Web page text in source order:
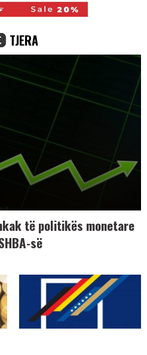
TJERA
të politikës monetare
së